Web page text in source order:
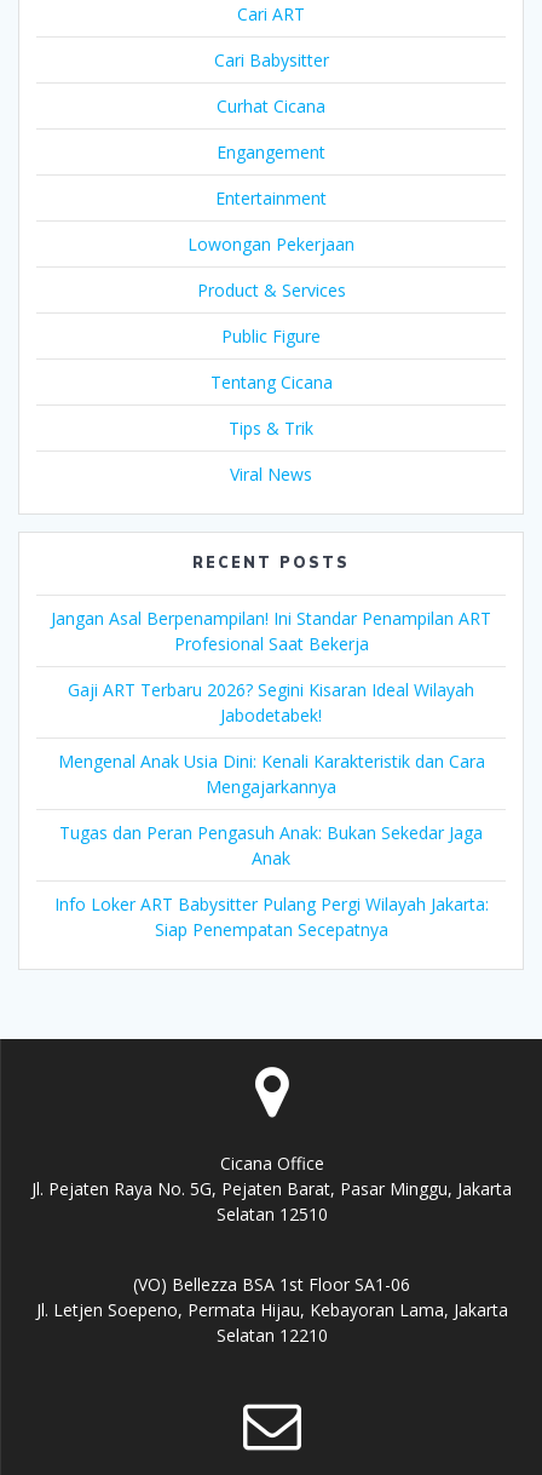
Cari ART
Cari Babysitter
Curhat Cicana
Engangement
Entertainment
Lowongan Pekerjaan
Product & Services
Public Figure
Tentang Cicana
Tips & Trik
Viral News
RECENT POSTS
Jangan Asal Berpenampilan! Ini Standar Penampilan ART
Profesional Saat Bekerja
Gaji ART Terbaru 2026? Segini Kisaran Ideal Wilayah
Jabodetabek!
Mengenal Anak Usia Dini: Kenali Karakteristik dan Cara
Mengajarkannya
Tugas dan Peran Pengasuh Anak: Bukan Sekedar Jaga
Anak
Info Loker ART Babysitter Pulang Pergi Wilayah Jakarta:
Siap Penempatan Secepatnya
Cicana Office
Jl. Pejaten Raya No. 5G, Pejaten Barat, Pasar Minggu, Jakarta
Selatan 12510
(VO) Bellezza BSA 1st Floor SA1-06
Jl. Letjen Soepeno, Permata Hijau, Kebayoran Lama, Jakarta
Selatan 12210